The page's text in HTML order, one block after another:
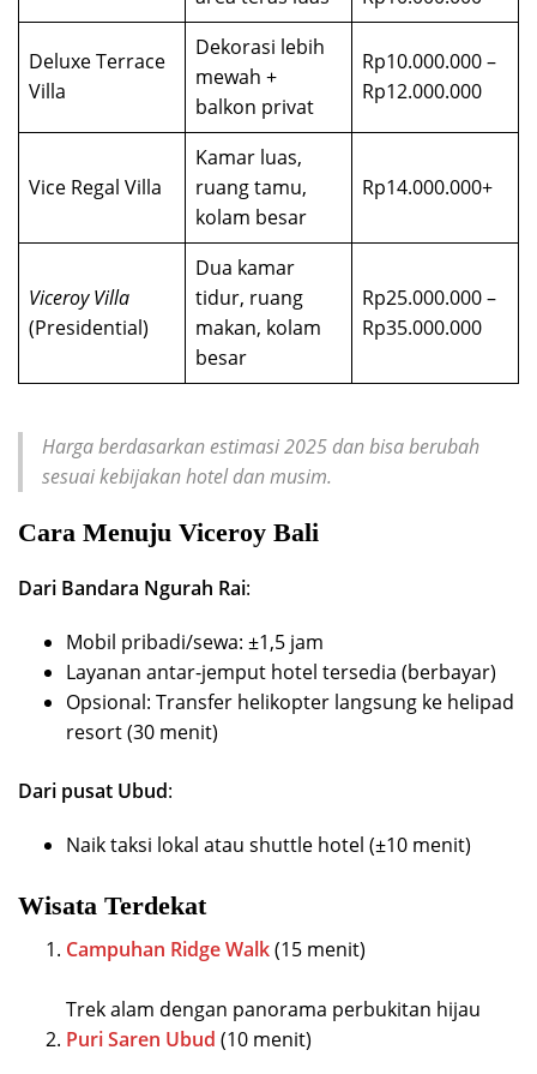
Deluxe Terrace
Villa
Dekorasi lebih
mewah +
balkon privat
Rp10.000.000 –
Rp12.000.000
Vice Regal Villa
Kamar luas,
ruang tamu,
kolam besar
Rp14.000.000+
Viceroy Villa
(Presidential)
Dua kamar
tidur, ruang
makan, kolam
besar
Rp25.000.000 –
Rp35.000.000
Harga berdasarkan estimasi 2025 dan bisa berubah
sesuai kebijakan hotel dan musim.
Cara Menuju Viceroy Bali
Dari Bandara Ngurah Rai:
Mobil pribadi/sewa: ±1,5 jam
Layanan antar-jemput hotel tersedia (berbayar)
Opsional: Transfer helikopter langsung ke helipad
resort (30 menit)
Dari pusat Ubud:
Naik taksi lokal atau shuttle hotel (±10 menit)
Wisata Terdekat
Campuhan Ridge Walk(15 menit)
Trek alam dengan panorama perbukitan hijau
Puri Saren Ubud (10 menit)